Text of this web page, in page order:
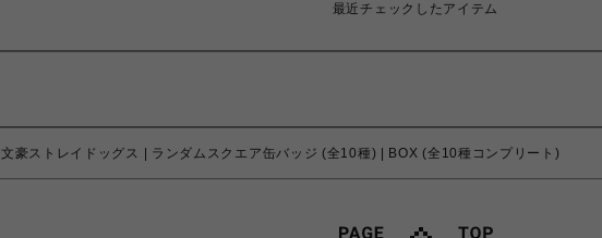
最近チェックしたアイテム
文豪ストレイドッグス | ランダムスクエア缶バッジ (全10種) | BOX (全10種コンプリート)